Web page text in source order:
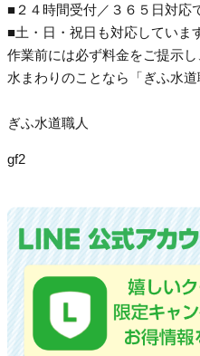
■２４時間受付／３６５日対応
■土・日・祝日も対応していま
作業前には必ず料金をご提示
水まわりのことなら「ぎふ水
ぎふ水道職人
gf2